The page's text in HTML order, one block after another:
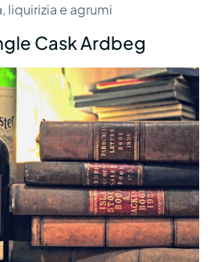
liquirizia e agrumi
Cask Ardbeg